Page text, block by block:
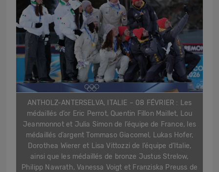
ANTHOLZ-ANTERSELVA, ITALIE – 08 FÉVRIER : Les
médaillés d’or Eric Perrot, Quentin Fillon Maillet, Lou
Jeanmonnot et Julia Simon de l’équipe de France, les
médaillés d’argent Tommaso Giacomel, Lukas Hofer,
Dorothea Wierer et Lisa Vittozzi de l’équipe d’Italie,
ainsi que les médaillés de bronze Justus Strelow,
Philipp Nawrath, Vanessa Voigt et Franziska Preuss de